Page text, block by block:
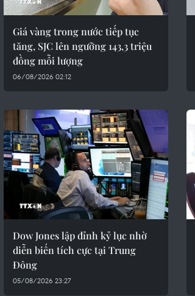
Giá vàng trong nước tiếp tục
tăng, SJC lên ngưỡng 143,3 triệu
đồng mỗi lượng
06/08/2026 02:12
Dow Jones lập đỉnh kỷ lục nhờ
diễn biến tích cực tại Trung
Đông
05/08/2026 23:27